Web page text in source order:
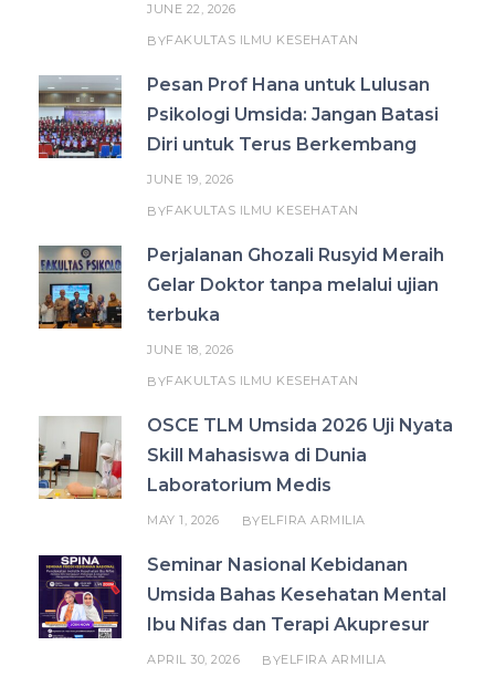
JUNE 22, 2026
BYFAKULTAS ILMU KESEHATAN
Pesan Prof Hana untuk Lulusan
Psikologi Umsida: Jangan Batasi
Diri untuk Terus Berkembang
JUNE 19, 2026
BYFAKULTAS ILMU KESEHATAN
Perjalanan Ghozali Rusyid Meraih
Gelar Doktor tanpa melalui ujian
terbuka
JUNE 18, 2026
BYFAKULTAS ILMU KESEHATAN
OSCE TLM Umsida 2026 Uji Nyata
Skill Mahasiswa di Dunia
Laboratorium Medis
MAY 1, 2026 BYELFIRA ARMILIA
Seminar Nasional Kebidanan
Umsida Bahas Kesehatan Mental
Ibu Nifas dan Terapi Akupresur
APRIL 30, 2026 BYELFIRA ARMILIA